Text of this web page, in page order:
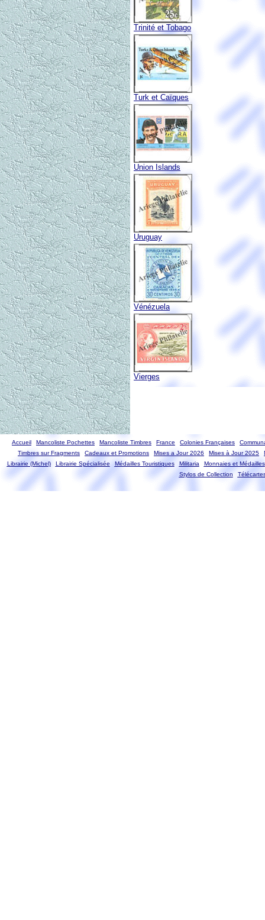
Trinité et Tobago
Turk et Caïques
Union Islands
Uruguay
Vénézuela
Vierges
Accueil Mancoliste Pochettes Mancoliste Timbres France Colonies Françaises
Timbres sur Fragments
Cadeaux et Promotions Mises a Jour 2026 Mises à Jour 2025
Librairie (Michel)
Librairie Spécialisée Médailles Touristiques Militaria
Monnaies et Médailles
Stylos de Collection